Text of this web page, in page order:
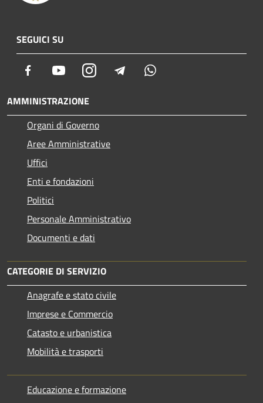
SEGUICI SU
Facebook YoutubeInstagram Telegram
AMMINISTRAZIONE
Organi di Governo
Aree Amministrative
Uffici
Enti e fondazioni
Politici
Personale Amministrativo
Documenti e dati
CATEGORIE DI SERVIZIO
Anagrafe e stato civile
Imprese e Commercio
Catasto e urbanistica
Mobilità e trasporti
Educazione e formazione